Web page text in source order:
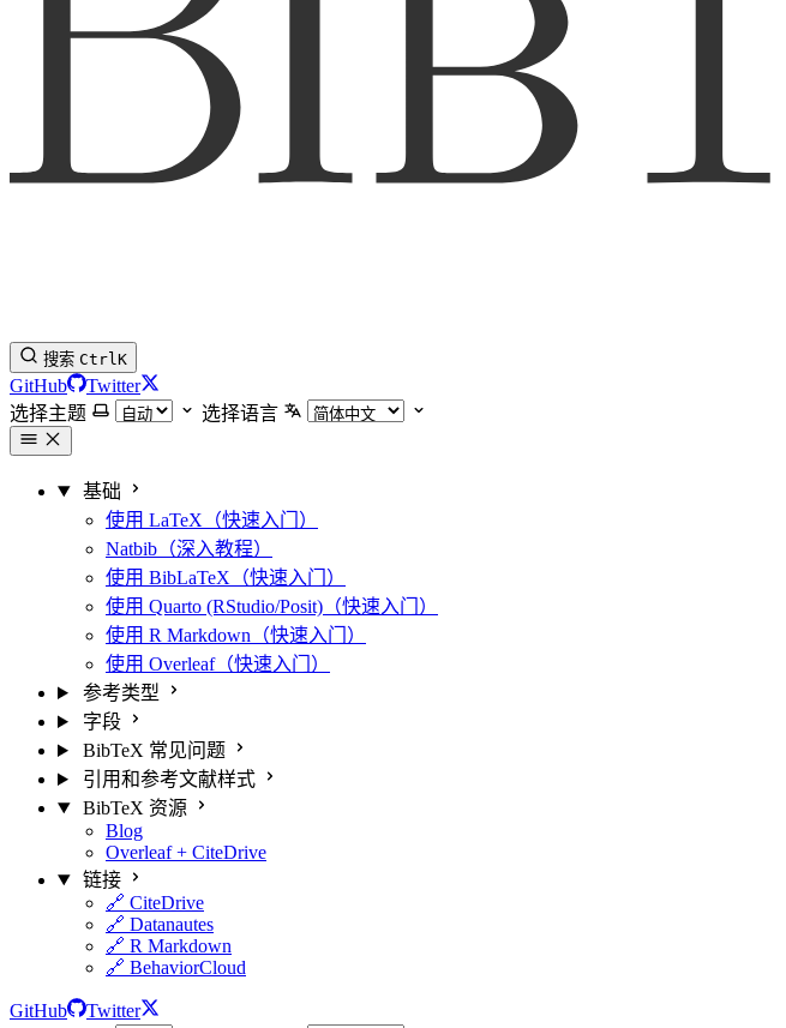
搜索 CtrlK
GitHub
Twitter
选择主题
选择语言
基础
使用 LaTeX（快速入门）
Natbib（深入教程）
使用 BibLaTeX（快速入门）
使用 Quarto (RStudio/Posit)（快速入门）
使用 R Markdown（快速入门）
使用 Overleaf（快速入门）
参考类型
字段
BibTeX 常见问题
引用和参考文献样式
BibTeX 资源
Blog
Overleaf + CiteDrive
链接
🔗 CiteDrive
🔗 Datanautes
🔗 R Markdown
🔗 BehaviorCloud
GitHub Twitter